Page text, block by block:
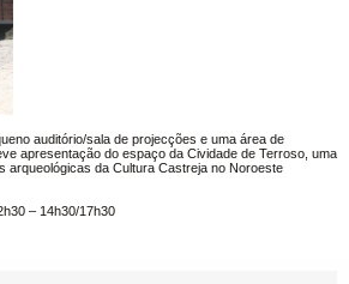
auditório/sala de projecções e uma área de
apresentação do espaço da Cividade de Terroso, uma
arqueológicas da Cultura Castreja no Noroeste
– 14h30/17h30